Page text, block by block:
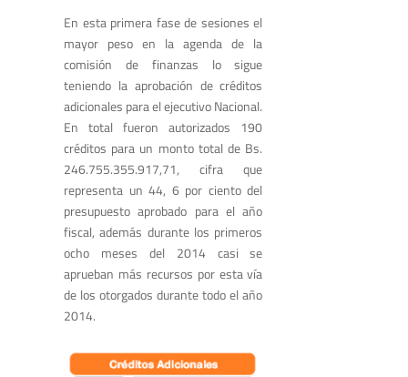
En esta primera fase de sesiones el
mayor peso en la agenda de la
comisión de finanzas lo sigue
teniendo la aprobación de créditos
adicionales para el ejecutivo Nacional.
En total fueron autorizados 190
créditos para un monto total de Bs.
246.755.355.917,71, cifra que
representa un 44, 6 por ciento del
presupuesto aprobado para el año
fiscal, además durante los primeros
ocho meses del 2014 casi se
aprueban más recursos por esta vía
de los otorgados durante todo el año
2014.